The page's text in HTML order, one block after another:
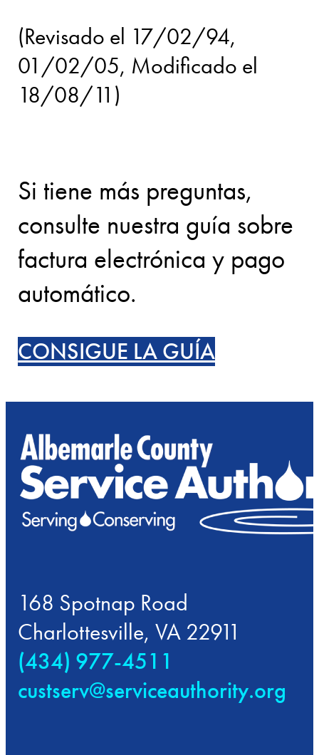
(Revisado el 17/02/94,
01/02/05, Modificado el
18/08/11)
Si tiene más preguntas,
consulte nuestra guía sobre
factura electrónica y pago
automático.
CONSIGUE LA GUÍA
168 Spotnap Road
Charlottesville, VA 22911
(434) 977-4511
custserv@serviceauthority.org